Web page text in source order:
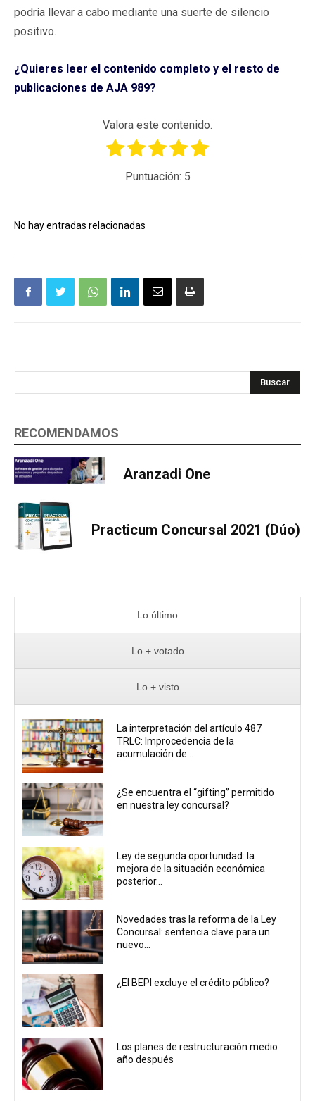
podría llevar a cabo mediante una suerte de silencio
positivo.
¿Quieres leer el contenido completo y el resto de
publicaciones de AJA 989?
Valora este contenido.
Puntuación: 5
No hay entradas relacionadas
Buscar
RECOMENDAMOS
Aranzadi One
Practicum Concursal 2021 (Dúo)
Lo último
Lo + votado
Lo + visto
La interpretación del artículo 487
TRLC: Improcedencia de la
acumulación de...
¿Se encuentra el “gifting” permitido
en nuestra ley concursal?
Ley de segunda oportunidad: la
mejora de la situación económica
posterior...
Novedades tras la reforma de la Ley
Concursal: sentencia clave para un
nuevo...
¿El BEPI excluye el crédito público?
Los planes de restructuración medio
año después